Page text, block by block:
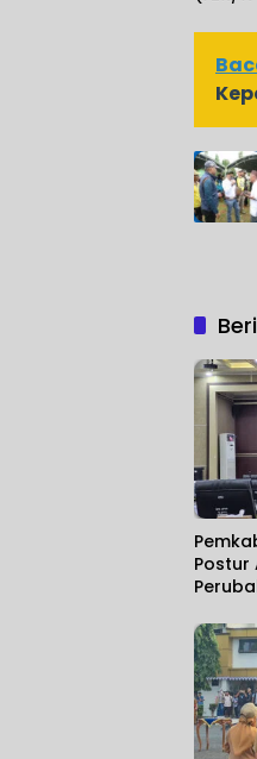
Postur